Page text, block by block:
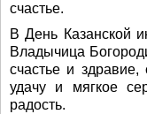
счастье.
В День Казанской
Владычица
счастье и
удачу и мягкое
радость.